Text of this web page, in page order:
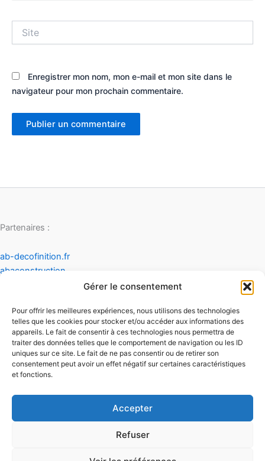
Gérer le consentement
Pour offrir les meilleures expériences, nous utilisons des technologies
telles que les cookies pour stocker et/ou accéder aux informations des
appareils. Le fait de consentir à ces technologies nous permettra de
traiter des données telles que le comportement de navigation ou les ID
uniques sur ce site. Le fait de ne pas consentir ou de retirer son
consentement peut avoir un effet négatif sur certaines caractéristiques
et fonctions.
Accepter
Refuser
Enregistrer mon nom, mon e-mail et mon site dans le
navigateur pour mon prochain commentaire.
Partenaires :
ab-decofinition.fr
abaconstruction
infinideco
Contact
Mentions légales
Conditions générales d'utilisation
Conditions générales de vente